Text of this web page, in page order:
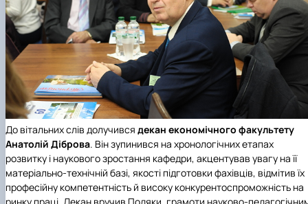
До вітальних слів долучився декан економічного факультету
Анатолій Діброва. Він зупинився на хронологічних етапах
розвитку і наукового зростання кафедри, акцентував увагу на її
матеріально-технічній базі, якості підготовки фахівців, відмітив їх
професійну компетентність й високу конкурентоспроможність на